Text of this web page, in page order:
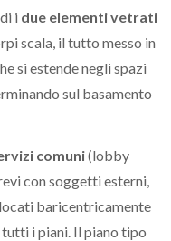
i due elementi vetrati
scala, il tutto messo in
si estende negli spazi
sul basamento
comuni(lobby
con soggetti esterni,
baricentricamente
i piani. Il piano tipo